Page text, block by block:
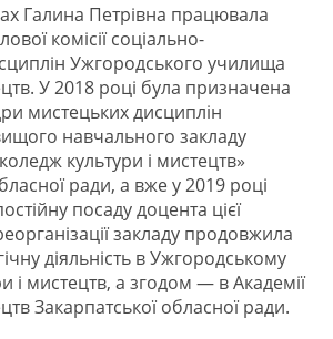
Галина Петрівна працювала
комісії соціально-
Ужгородського училища
У 2018 році була призначена
мистецьких дисциплін
навчального закладу
культури і мистецтв»
ради, а вже у 2019 році
посаду доцента цієї
закладу продовжила
діяльність в Ужгородському
і мистецтв, а згодом — в Академії
Закарпатської обласної ради.